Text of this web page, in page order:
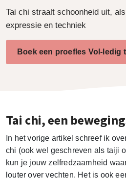
Tai chi straalt schoonheid uit,
expressie en techniek
Boek een proefles Vol-ledig
Tai chi, een
In het vorige artikel schreef ik
chi (ook wel geschreven als taiji
kun je jouw zelfredzaamheid
louter over vechten. Het is ook